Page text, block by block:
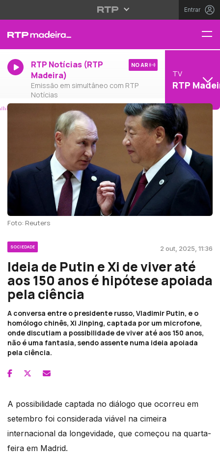
Entrar
RTP Notícias (RTP
Madeira)
Emissão em simultâneo com RTP
Notícias
NO AR
TV
RTP
Foto: Reuters
SOCIEDADE 2 out, 2025, 11:36
Ideia de Putin e Xi de viver até
aos 150 anos é hipótese apoiada
pela ciência
A conversa entre o presidente russo, Vladimir Putin, e o
homólogo chinês, Xi Jinping, captada por um microfone,
onde discutiam a possibilidade de viver até aos 150 anos,
não é uma fantasia, sendo assente numa ideia apoiada
pela ciência.
A possibilidade captada no diálogo que ocorreu em
setembro foi considerada viável na cimeira
internacional da longevidade, que começou na quarta-
feira em Madrid.